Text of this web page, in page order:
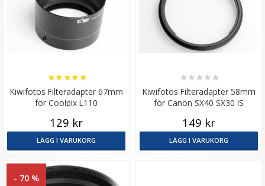
Kiwifotos Filteradapter 67mm
för Coolpix L110
★★★★★
129 kr
LÄGG I VARUKORG
Kiwifotos Filteradapter 58mm
för Canon SX40 SX30 IS
★★ ★★ ★
149 kr
LÄGG I VARUKORG
- 70 %